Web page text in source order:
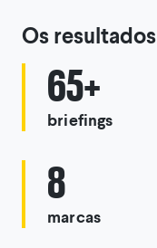
Os resultados
65+
briefings
8
marcas